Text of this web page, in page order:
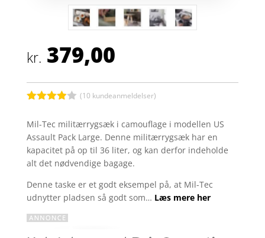
kr. 379,00
ud af 5
baseret
på
kundebed
ømmelse
(10 kundeanmeldelser)
Mil-Tec militærrygsæk i camouflage i modellen US
Assault Pack Large. Denne militærrygsæk har en
kapacitet på op til 36 liter, og kan derfor indeholde
alt det nødvendige bagage.
Denne taske er et godt eksempel på, at Mil-Tec
udnytter pladsen så godt som… Læs mere her